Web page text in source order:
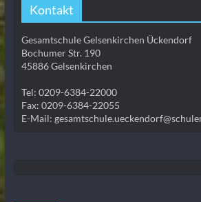
Kontakt
Gesamtschule Gelsenkirchen Ückendorf
Bochumer Str. 190
45886 Gelsenkirchen
Tel: 0209-6384-22000
Fax: 0209-6384-22055
E-Mail: